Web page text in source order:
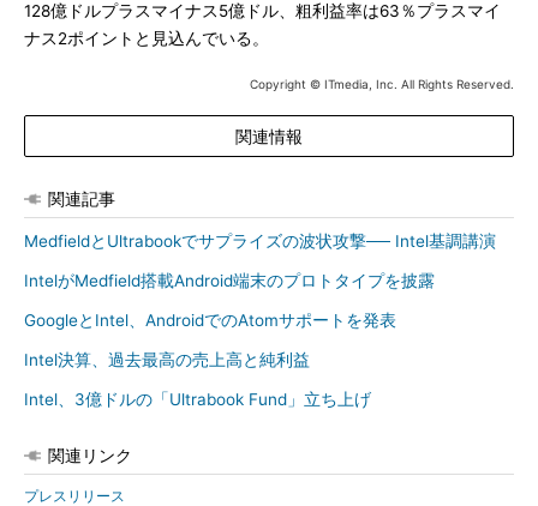
128億ドルプラスマイナス5億ドル、粗利益率は63％プラスマイ
ナス2ポイントと見込んでいる。
Copyright © ITmedia, Inc. All Rights Reserved.
関連情報
関連記事
MedfieldとUltrabookでサプライズの波状攻撃── Intel基調講演
IntelがMedfield搭載Android端末のプロトタイプを披露
GoogleとIntel、AndroidでのAtomサポートを発表
Intel決算、過去最高の売上高と純利益
Intel、3億ドルの「Ultrabook Fund」立ち上げ
関連リンク
プレスリリース